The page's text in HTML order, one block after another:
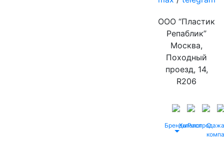
ООО “Пластик
Репаблик”
Москва,
Походный
проезд, 14,
R206
БрендыКаталог
Распродажа
О